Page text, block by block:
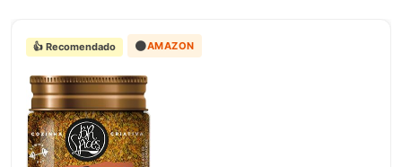
👍 Recomendado 🟠AMAZON